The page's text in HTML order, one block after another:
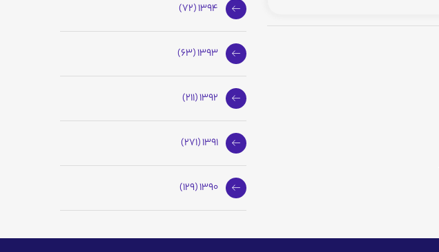
1394 (72)
1393 (63)
1392 (211)
1391 (271)
1390 (129)